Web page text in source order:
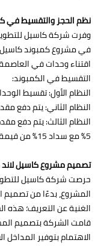
نظم الحجز والتقسيط في
وفرت شركة كاسيل
في مشروع كمبوند كاسيل
اقتناء وحدات في العاصمة
التقسيط في الكمبوند:
النظام الأول: تقسيط الوحدات على 5
النظام الثاني: يتم دفع مقدم 10% وسداد الباقي على 7
5% مع سداد 15% من قيمة الوحدة عند الاستلام والباقي على 10 سنين
تصميم مشروع كاسيل
حرصت شركة كاسيل
الغنية عن التعريف؛ هذه
قامت الشركة بتصميم
الاهتمام بتوفير